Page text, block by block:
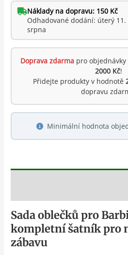
Náklady na dopravu: 150 Kč
Odhadované dodání: úterý
srpna
Doprava zdarmapro objednávky
2000 Kč!
Přidejte produkty v hodnotě
dopravu
Minimální hodnota
Sada oblečků pro
kompletní šatník pro
zábavu